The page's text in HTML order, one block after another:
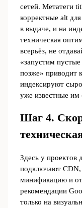
сетей. Метатеги
корректные alt
в выдаче, и на
техническая
всерьёз, не
«запустим
позже» приводит
индексируют
уже известные им
Шаг 4.
Здесь у проектов
подключают CDN,
минификацию и
рекомендации
только на